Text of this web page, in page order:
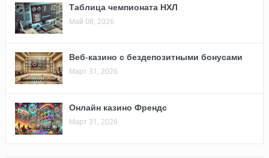
Таблица чемпионата НХЛ
Май 08, 2026
Веб-казино с бездепозитными бонусами
Март 31, 2026
Онлайн казино Френдс
Март 31, 2026